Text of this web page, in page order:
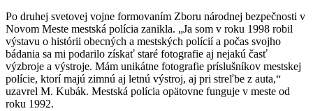
Po druhej svetovej vojne formovaním Zboru národnej bezpečnosti v
Novom Meste mestská polícia zanikla. „Ja som v roku 1998 robil
výstavu o histórii obecných a mestských polícií a počas svojho
bádania sa mi podarilo získať staré fotografie aj nejakú časť
výzbroje a výstroje. Mám unikátne fotografie príslušníkov mestskej
polície, ktorí majú zimnú aj letnú výstroj, aj pri streľbe z auta,“
uzavrel M. Kubák. Mestská polícia opätovne funguje v meste od
roku 1992.